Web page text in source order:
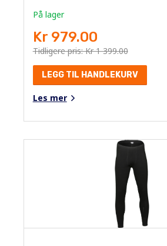
På lager
Kr 979.00
Tidligere pris: Kr 1 399.00
LEGG TIL HANDLEKURV
Les mer